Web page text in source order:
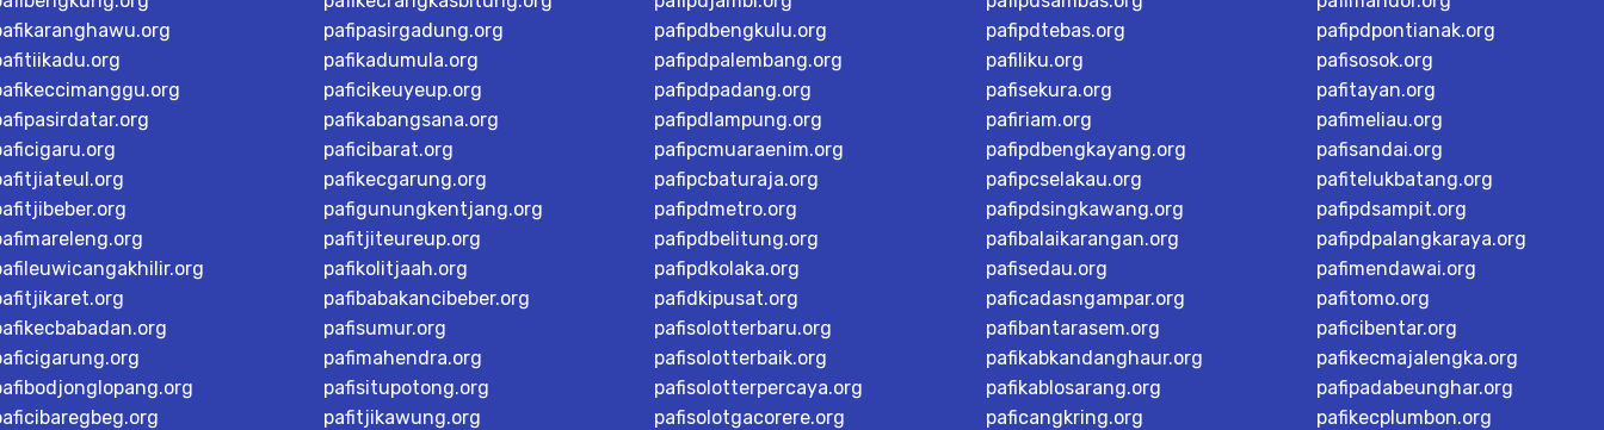
pafipasirgadung.org
pafikadumula.org
paficikeuyeup.org
pafikabangsana.org
paficibarat.org
pafikecgarung.org
pafigunungkentjang.org
pafitjiteureup.org
pafikolitjaah.org
pafibabakancibeber.org
pafisumur.org
pafimahendra.org
pafisitupotong.org
pafitjikawung.org
pafipdbengkulu.org
pafipdpalembang.org
pafipdpadang.org
pafipdlampung.org
pafipcmuaraenim.org
pafipcbaturaja.org
pafipdmetro.org
pafipdbelitung.org
pafipdkolaka.org
pafidkipusat.org
pafisolotterbaru.org
pafisolotterbaik.org
pafisolotterpercaya.org
pafisolotgacorere.org
pafipdtebas.org
pafiliku.org
pafisekura.org
pafiriam.org
pafipdbengkayang.org
pafipcselakau.org
pafipdsingkawang.org
pafibalaikarangan.org
pafisedau.org
paficadasngampar.org
pafibantarasem.org
pafikabkandanghaur.org
pafikablosarang.org
paficangkring.org
pafipdpontianak.org
pafisosok.org
pafitayan.org
pafimeliau.org
pafisandai.org
pafitelukbatang.org
pafipdsampit.org
pafipdpalangkaraya.org
pafimendawai.org
pafitomo.org
paficibentar.org
pafikecmajalengka.org
pafipadabeunghar.org
pafikecplumbon.org